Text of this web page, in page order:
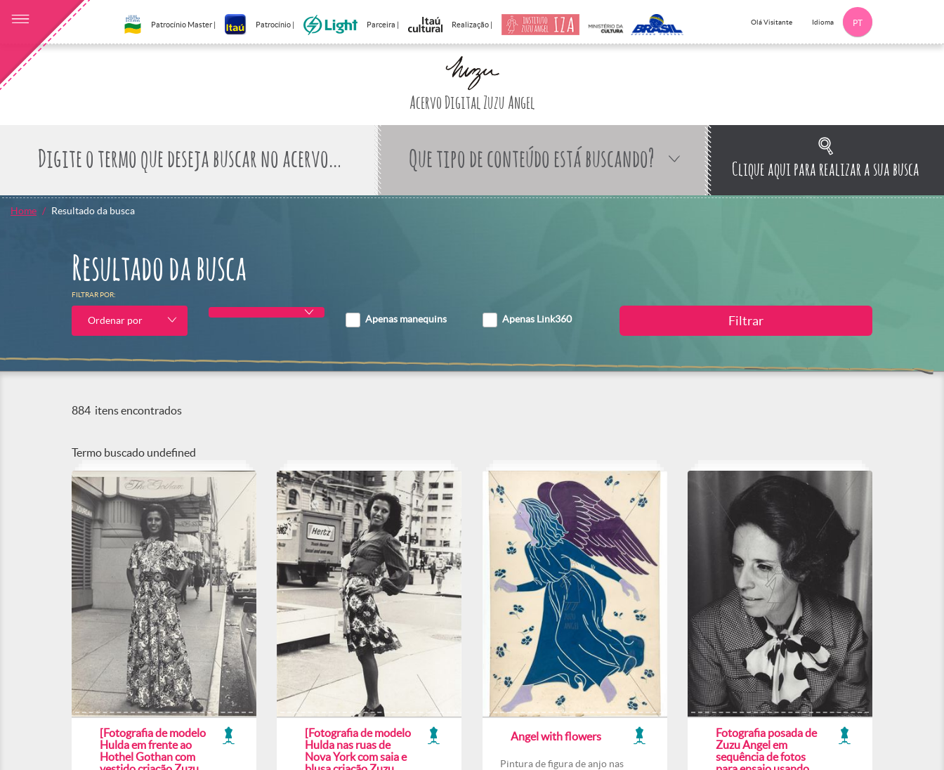
Patrocínio Master | Patrocínio | Parceira | Realização | Olá Visitante Idioma PT
Acervo Digital Zuzu Angel
Que tipo de conteúdo está buscando? Clique aqui para realizar a sua busca
Home Resultado da busca
Resultado da busca
FILTRAR POR:
Ordenar por Apenas manequins Apenas Link360
884 itens encontrados
Termo buscado undefined
[Fotografia de modelo
Hulda em frente ao
Hothel Gothan com
[Fotografia de modelo
Hulda nas ruas de
Nova York com saia e
Angel with flowers
Pintura de figura de anjo nas
Fotografia posada de
Zuzu Angel em
sequência de fotos